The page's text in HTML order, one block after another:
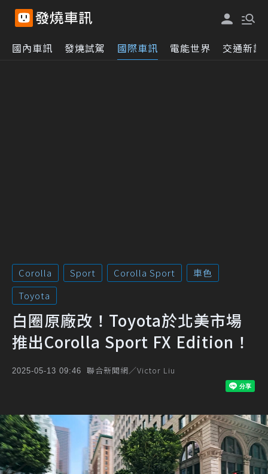
國內車訊 發燒試駕 國際車訊 電能世界 交通新訊
Corolla Sport Corolla Sport
車色
Toyota
白圈原廠改！Toyota於北美市場
推出Corolla Sport FX Edition！
2025-05-13 09:46 聯合新聞網／Victor Liu